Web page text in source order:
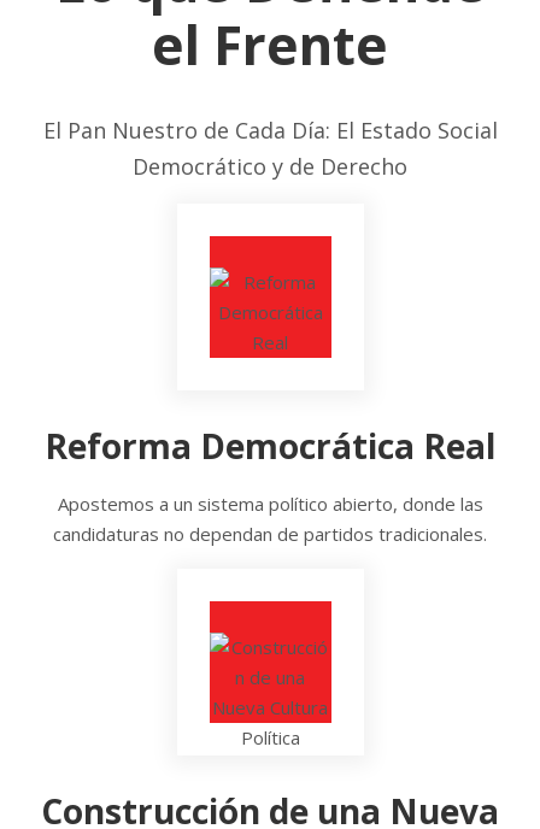
el Frente
El Pan Nuestro de Cada Día: El Estado Social
Democrático y de Derecho
Reforma Democrática Real
Apostemos a un sistema político abierto, donde las
candidaturas no dependan de partidos tradicionales.
Construcción de una Nueva